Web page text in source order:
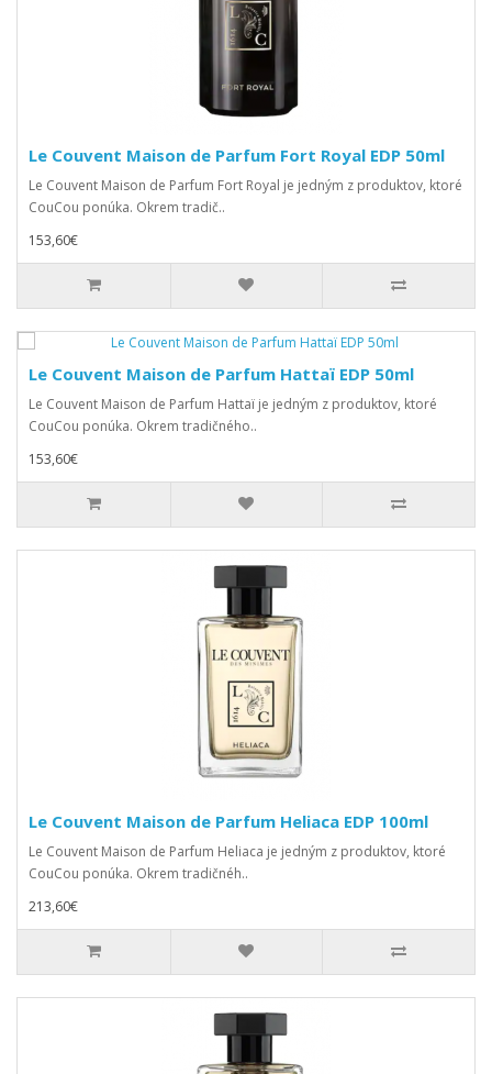
Le Couvent Maison de Parfum Fort Royal EDP 50ml
Le Couvent Maison de Parfum Fort Royal je jedným z produktov, ktoré
CouCou ponúka. Okrem tradič..
153,60€
Le Couvent Maison de Parfum Hattaï EDP 50ml
Le Couvent Maison de Parfum Hattaï je jedným z produktov, ktoré
CouCou ponúka. Okrem tradičného..
153,60€
Le Couvent Maison de Parfum Heliaca EDP 100ml
Le Couvent Maison de Parfum Heliaca je jedným z produktov, ktoré
CouCou ponúka. Okrem tradičnéh..
213,60€